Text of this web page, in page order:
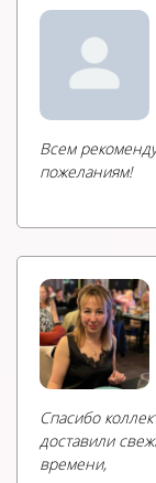
Всем
пожеланиям!
Спасибо
доставили
времени,